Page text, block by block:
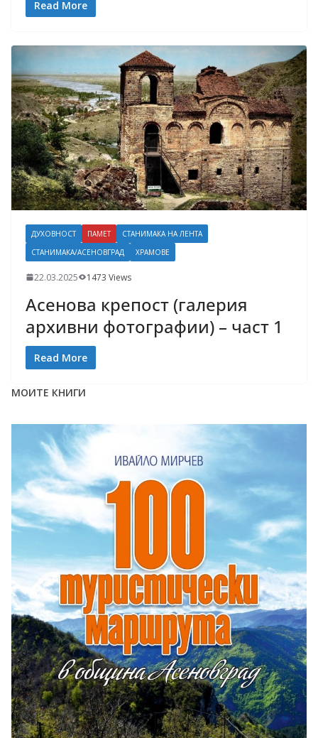
Read More
ДУХОВНОСТ ПАМЕТ
СТАНИМАКА НА ЛЕНТА
СТАНИМАКА/АСЕНОВГРАД
ХРАМОВЕ
22.03.2025 1473 Views
Асенова крепост (галерия
архивни фотографии) – част 1
Read More
МОИТЕ КНИГИ